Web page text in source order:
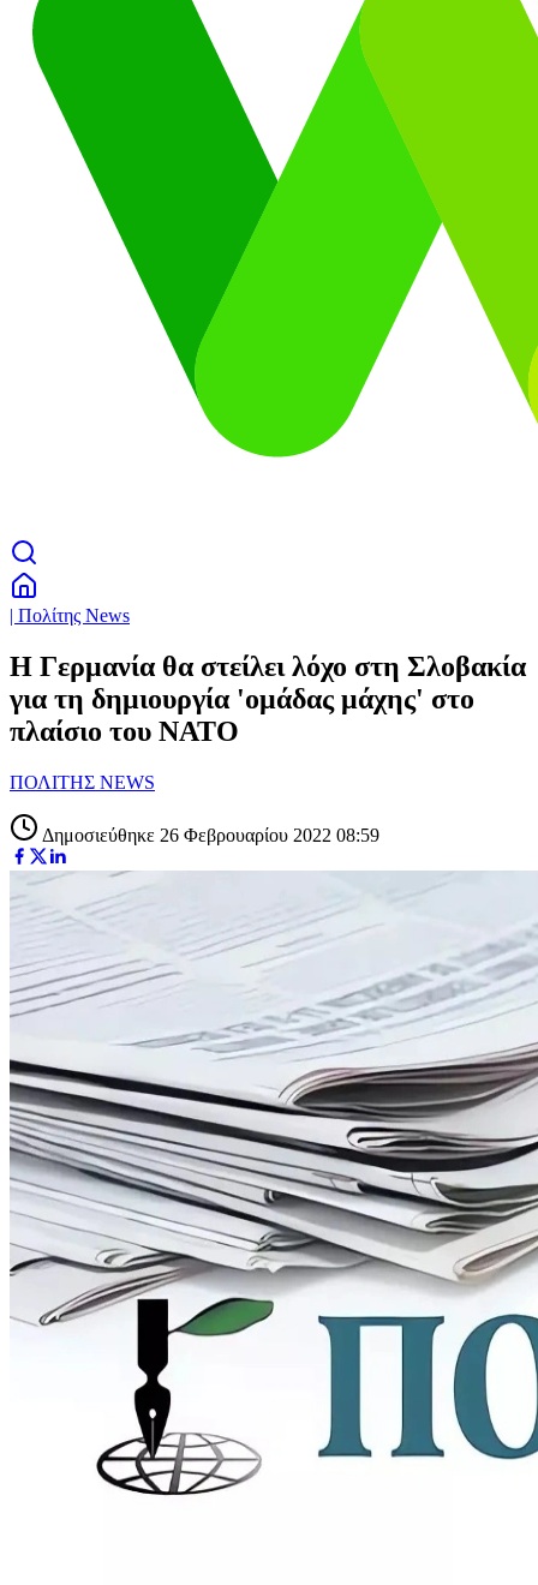
| Πολίτης News
Η Γερμανία θα στείλει λόχο στη Σλοβακία
για τη δημιουργία 'ομάδας μάχης' στο
πλαίσιο του ΝΑΤΟ
ΠΟΛΙΤΗΣ NEWS
Δημοσιεύθηκε 26 Φεβρουαρίου 2022 08:59